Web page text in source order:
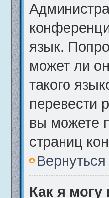
язык.
может ли
такого
перевести
вы можете
страниц
Как я